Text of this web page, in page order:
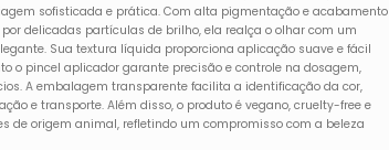
sofisticada e prática. Com alta pigmentação e acabamento
delicadas partículas de brilho, ela realça o olhar com um
Sua textura líquida proporciona aplicação suave e fácil
o pincel aplicador garante precisão e controle na dosagem,
A embalagem transparente facilita a identificação da cor,
e transporte. Além disso, o produto é vegano, cruelty-free e
de origem animal, refletindo um compromisso com a beleza